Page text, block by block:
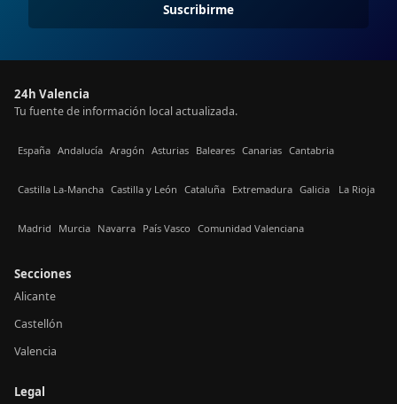
Suscribirme
24h Valencia
Tu fuente de información local actualizada.
España Andalucía Aragón Asturias Baleares Canarias Cantabria
Castilla La-Mancha Castilla y León Cataluña Extremadura Galicia La Rioja
Madrid Murcia Navarra País Vasco Comunidad Valenciana
Secciones
Alicante
Castellón
Valencia
Legal